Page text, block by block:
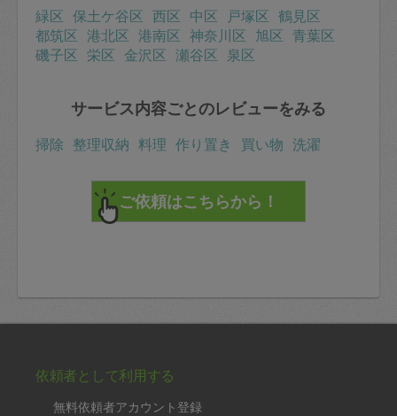
緑区 保土ケ谷区 西区 中区 戸塚区 鶴見区
都筑区 港北区 港南区 神奈川区 旭区 青葉区
磯子区 栄区 金沢区 瀬谷区 泉区
サービス内容ごとのレビューをみる
掃除 整理収納 料理 作り置き 買い物 洗濯
依頼者として利用する
無料依頼者アカウント登録